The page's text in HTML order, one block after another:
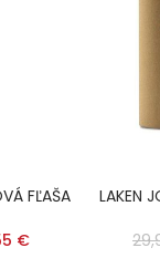
FĽAŠA
€
LAKEN